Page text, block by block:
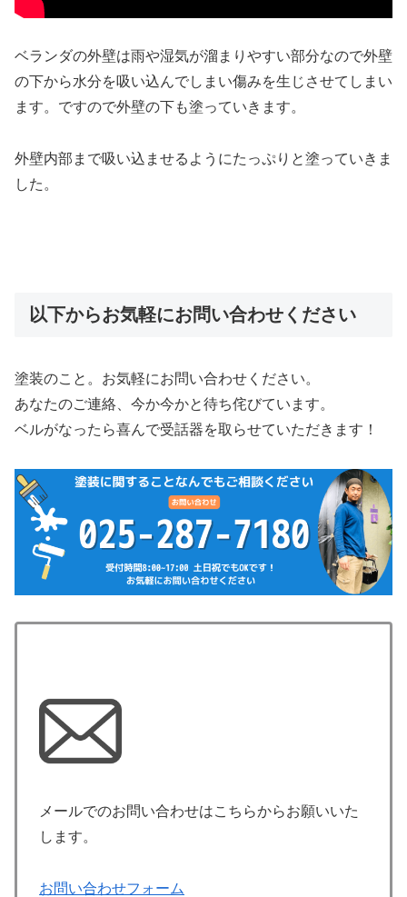
ベランダの外壁は雨や湿気が溜まりやすい部分なので外壁
の下から水分を吸い込んでしまい傷みを生じさせてしまい
ます。ですので外壁の下も塗っていきます。
外壁内部まで吸い込ませるようにたっぷりと塗っていきま
した。
以下からお気軽にお問い合わせください
塗装のこと。お気軽にお問い合わせください。
あなたのご連絡、今か今かと待ち侘びています。
ベルがなったら喜んで受話器を取らせていただきます！
メールでのお問い合わせはこちらからお願いいた
します。
お問い合わせフォーム